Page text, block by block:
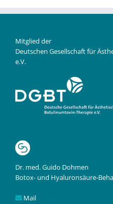
Mitglied der
Deutschen Gesellschaft für
e.V.
Dr. med. Guido Dohmen
Botox- und Hyaluronsäure-
Mail